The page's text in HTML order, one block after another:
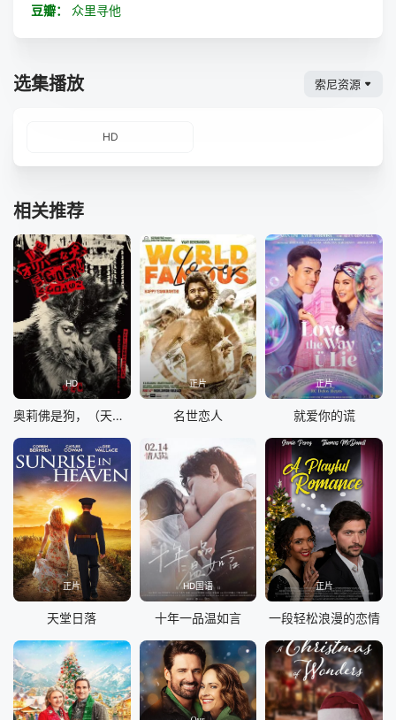
豆瓣：
众里寻他
选集播放 索尼资源
HD
相关推荐
HD
奥莉佛是狗，（天哪！！）这家伙电影版
正片
名世恋人
正片
就爱你的谎
正片
天堂日落
HD国语
十年一品温如言
正片
一段轻松浪漫的恋情